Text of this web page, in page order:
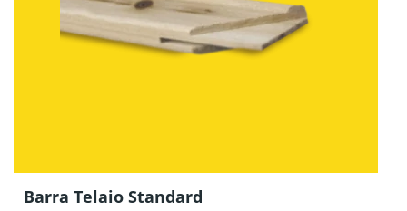
Barra Telaio Standard